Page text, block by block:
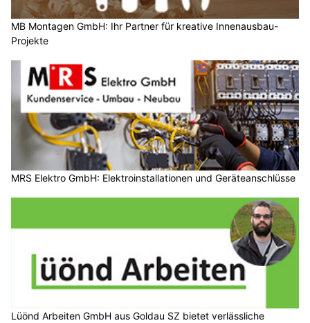
MB Montagen GmbH: Ihr Partner für kreative Innenausbau-
Projekte
MRS Elektro GmbH: Elektroinstallationen und Geräteanschlüsse
Lüönd Arbeiten GmbH aus Goldau SZ bietet verlässliche